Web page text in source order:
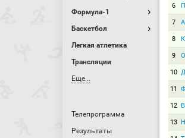
Формула-1
Баскетбол
Легкая атлетика
Трансляции
Еще...
Телепрограмма
Результаты
6
7
8
9
10
11
12
13